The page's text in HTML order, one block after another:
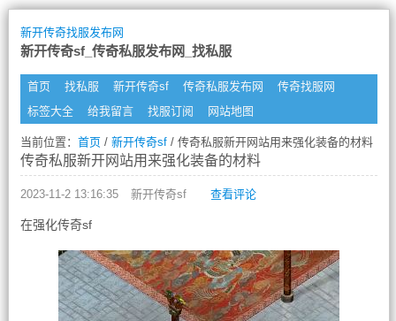
新开传奇找服发布网
新开传奇sf_传奇私服发布网_找私服
首页 找私服 新开传奇sf 传奇私服发布网
传奇找服网
标签大全
给我留言 找服订阅 网站地图
当前位置： 首页/ 新开传奇sf/ 传奇私服新开网站用来强化装备的材料
传奇私服新开网站用来强化装备的材料
2023-11-2 13:16:35 新开传奇sf 查看评论
在强化传奇sf